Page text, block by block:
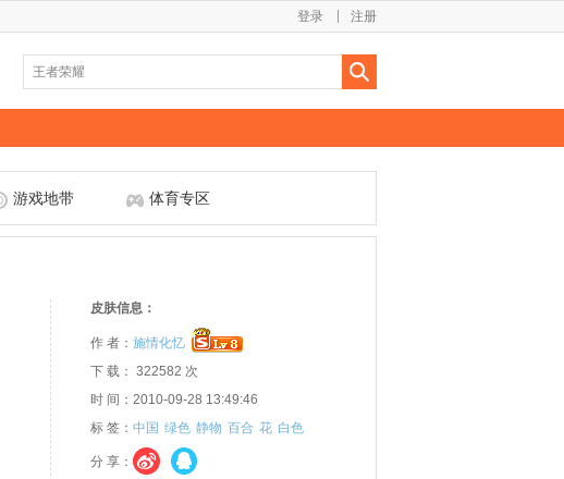
注册
登录
游戏地带 体育专区
皮肤信息：
作 者： 施情化忆
下 载： 322582 次
时 间：2010-09-28 13:49:46
标 签： 中国 绿色 静物 百合 花 白色
分 享：